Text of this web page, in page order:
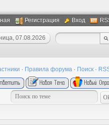
Регистрация Вход
07.08.2026
· Правила форума · Поиск ·